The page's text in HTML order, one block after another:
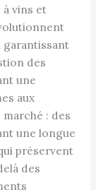
vins et
garantissant
des
une
aux
: des
une longue
préservent
des